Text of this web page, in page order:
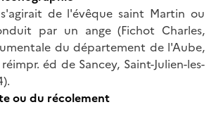
de l'évêque saint Martin ou
par un ange (Fichot Charles,
du département de l'Aube,
éd de Sancey, Saint-Julien-les-
ou du récolement